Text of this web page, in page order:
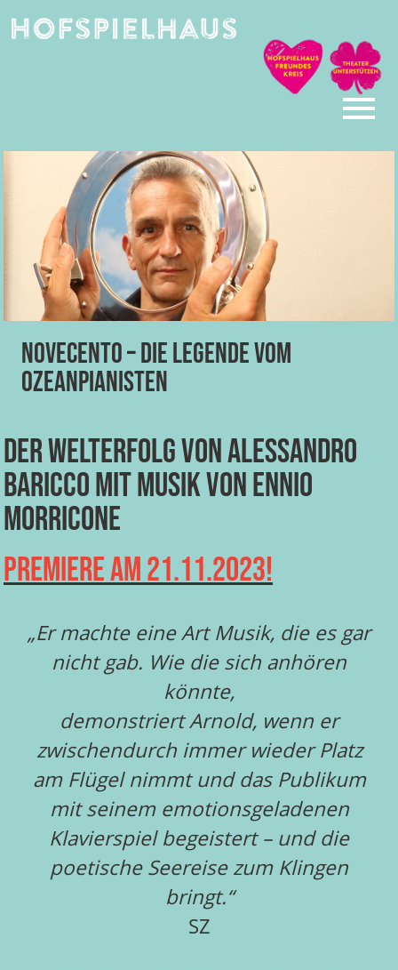
NOVECENTO – DIE LEGENDE VOM
OZEANPIANISTEN
der Welterfolg von Alessandro
Baricco mit Musik von Ennio
Morricone
Premiere am 21.11.2023!
„Er machte eine Art Musik, die es gar
nicht gab. Wie die sich anhören
könnte,
demonstriert Arnold, wenn er
zwischendurch immer wieder Platz
am Flügel nimmt und das Publikum
mit seinem emotionsgeladenen
Klavierspiel begeistert – und die
poetische Seereise zum Klingen
bringt.“
SZ